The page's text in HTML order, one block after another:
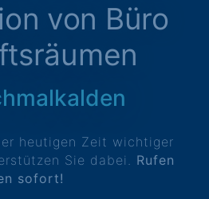
von Büro
heutigen Zeit wichtiger
Sie dabei. Rufen
sofort!